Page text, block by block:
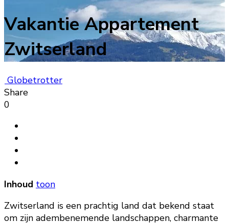
Vakantie Appartement
Zwitserland
Globetrotter
Share
0
Inhoud toon
Zwitserland is een prachtig land dat bekend staat
om zijn adembenemende landschappen, charmante